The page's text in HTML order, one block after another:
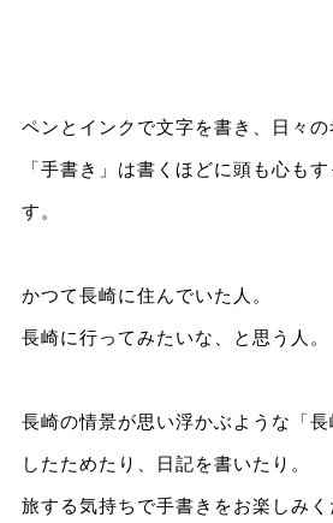
ペンとインクで文字を書き、日々
「手書き」は書くほどに頭も心も
す。
かつて長崎に住んでいた人。
長崎に行ってみたいな、と思う人。
長崎の情景が思い浮かぶような「
したためたり、日記を書いたり。
旅する気持ちで手書きをお楽しみく